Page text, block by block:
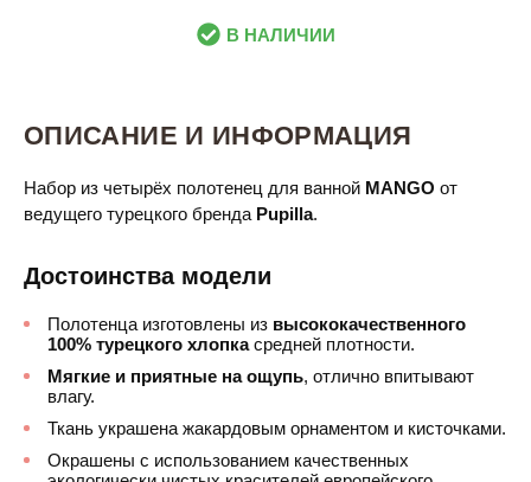
В НАЛИЧИИ
ОПИСАНИЕ И ИНФОРМАЦИЯ
Набор из четырёх полотенец для ванной MANGO от
ведущего турецкого бренда Pupilla.
Достоинства модели
Полотенца изготовлены из высококачественного
100% турецкого хлопкасредней плотности.
Мягкие и приятные на ощупь, отлично впитывают
влагу.
Ткань украшена жакардовым орнаментом и кисточками.
Окрашены с использованием качественных